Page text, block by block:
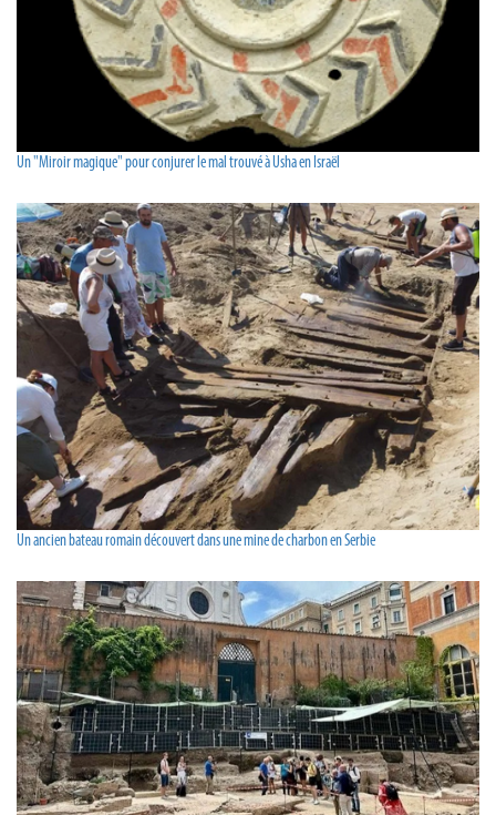
Un "Miroir magique" pour conjurer le mal trouvé à Usha en Israël
Un ancien bateau romain découvert dans une mine de charbon en Serbie